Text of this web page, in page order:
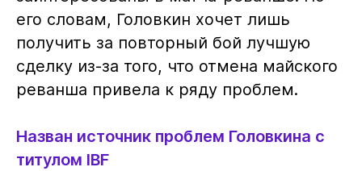
его словам, Головкин хочет лишь
получить за повторный бой лучшую
сделку из-за того, что отмена майского
реванша привела к ряду проблем.
Назван источник проблем Головкина с
титулом IBF